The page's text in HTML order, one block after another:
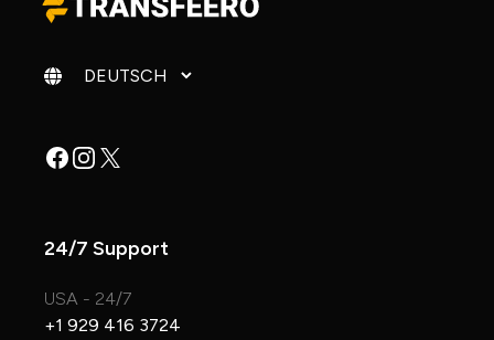
Sprache ändern
Facebook
Instagram
X
24/7 Support
USA - 24/7
+1 929 416 3724